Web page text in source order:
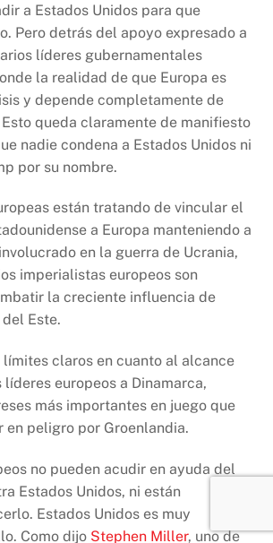
a Estados Unidos para que
Pero detrás del apoyo expresado a
líderes gubernamentales
la realidad de que Europa es
y depende completamente de
queda claramente de manifiesto
nadie condena a Estados Unidos ni
por su nombre.
están tratando de vincular el
a Europa manteniendo a
en la guerra de Ucrania,
imperialistas europeos son
la creciente influencia de
del Este.
límites claros en cuanto al alcance
europeos a Dinamarca,
más importantes en juego que
en peligro por Groenlandia.
no pueden acudir en ayuda del
Estados Unidos, ni están
Estados Unidos es muy
Como dijo Stephen Miller, uno de